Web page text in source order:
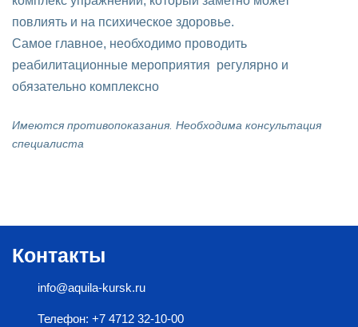
повлиять и на психическое здоровье.
Самое главное, необходимо проводить
реабилитационные мероприятия регулярно и
обязательно комплексно
Имеются противопоказания. Необходима консультация
специалиста
Контакты
info@aquila-kursk.ru
Телефон: +7 4712 32-10-00